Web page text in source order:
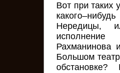
Вот при таких
Нередицы,
Рахманинова
Большом